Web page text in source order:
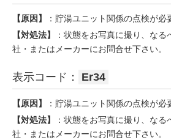
【原因】
：貯湯ユニット関係の点検が必
【対処法】
：状態をお写真に撮り、な
社・またはメーカーにお問合せ下さい。
表示コード： Er34
【原因】
：貯湯ユニット関係の点検が必
【対処法】
：状態をお写真に撮り、な
社・またはメーカーにお問合せ下さい。